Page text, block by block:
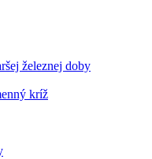
železnej doby
kríž